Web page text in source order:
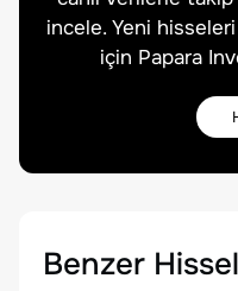
incele. Yeni
için Papara
Benzer